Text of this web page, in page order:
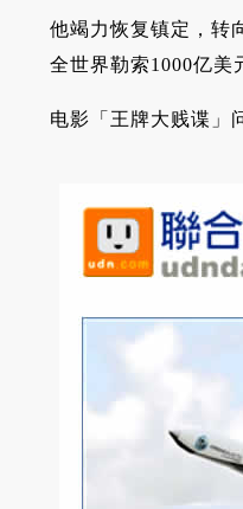
他竭力恢复镇定，转
全世界勒索1000亿美
电影「王牌大贱谍」